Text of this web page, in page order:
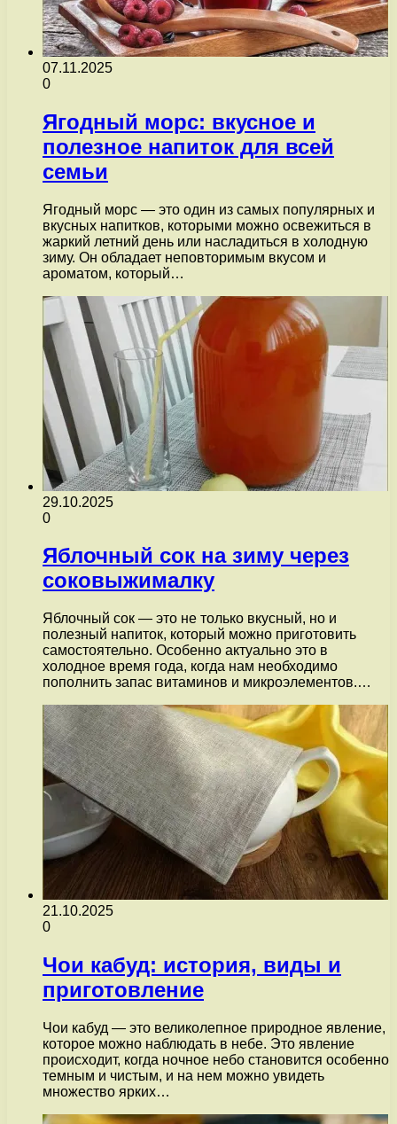
07.11.2025
0
Ягодный морс: вкусное и
полезное напиток для всей
семьи
Ягодный морс — это один из самых популярных и
вкусных напитков, которыми можно освежиться в
жаркий летний день или насладиться в холодную
зиму. Он обладает неповторимым вкусом и
ароматом, который…
29.10.2025
0
Яблочный сок на зиму через
соковыжималку
Яблочный сок — это не только вкусный, но и
полезный напиток, который можно приготовить
самостоятельно. Особенно актуально это в
холодное время года, когда нам необходимо
пополнить запас витаминов и микроэлементов.…
21.10.2025
0
Чои кабуд: история, виды и
приготовление
Чои кабуд — это великолепное природное явление,
которое можно наблюдать в небе. Это явление
происходит, когда ночное небо становится особенно
темным и чистым, и на нем можно увидеть
множество ярких…